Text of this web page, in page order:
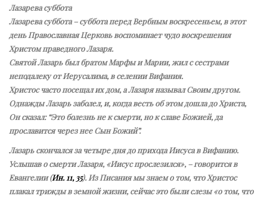
Лазарева суббота
Лазарева суббота – суббота перед Вербным воскресеньем, в этот
день Православная Церковь воспоминает чудо воскрешения
Христом праведного Лазаря.
Святой Лазарь был братом Марфы и Марии, жил с сестрами
неподалеку от Иерусалима, в селении Вифания.
Христос часто посещал их дом, а Лазаря называл Своим другом.
Однажды Лазарь заболел, и, когда весть об этом дошла до Христа,
Он сказал: “Это болезнь не к смерти, но к славе Божией, да
прославится через нее Сын Божий”.
Лазарь скончался за четыре дня до прихода Иисуса в Вифанию.
Услышав о смерти Лазаря, «Иисус прослезился», – говорится в
Евангелии (Ин. 11, 35). Из Писания мы знаем о том, что Христос
плакал трижды в земной жизни, сейчас это были слезы «о том, что